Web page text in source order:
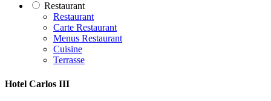
Restaurant
Restaurant
Carte Restaurant
Menus Restaurant
Cuisine
Terrasse
Hotel Carlos III